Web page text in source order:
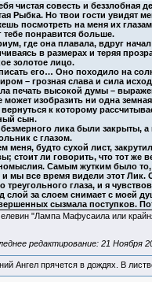
чистая совесть и беззлобная
Рыбка. Но твои гости увидят
посмотреть на меня их
тебе понравится больше.
где она плавала, вдруг
в размерах и теряя
золотое лицо.
его… Оно походило на
– грозная слава и сила
печать высокой думы –
может изобразить ни одна
к которому
сын.
безмерного лика были закрыты, а
с глазом.
меня, будто сухой лист,
стоит ли говорить, что тот же
Самым жутким было то,
мы все время видели этот Лик.
треугольного глаза, и я
слой за слоем снимает с моей
сызмала поступков.
"Лампа Мафусаила или
редактирование: 21 Ноября
Ангел прячется в дождях. В